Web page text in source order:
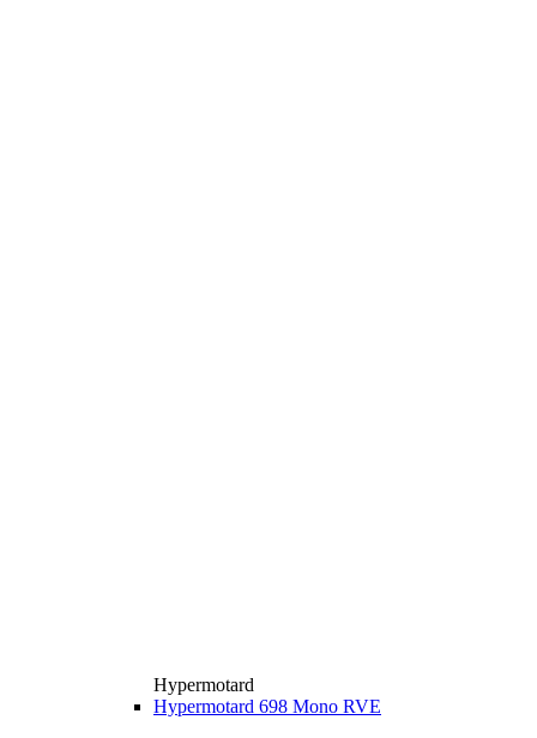
Hypermotard
Hypermotard 698 Mono RVE